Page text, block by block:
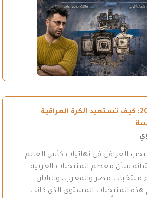
ما بعد مونديال 2026: كيف تستعيد الكرة العراقية
العراقي في نهائيات كأس العالم
شأنه شأن معظم المنتخبات العربية
منتخبات مصر والمغرب، واليابان
هذه المنتخبات المستوى الذي كانت